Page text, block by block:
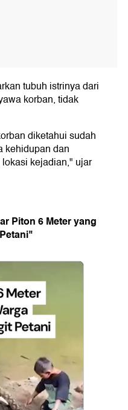
tubuh istrinya dari
korban, tidak
diketahui sudah
kehidupan dan
kejadian," ujar
Piton 6 Meter yang